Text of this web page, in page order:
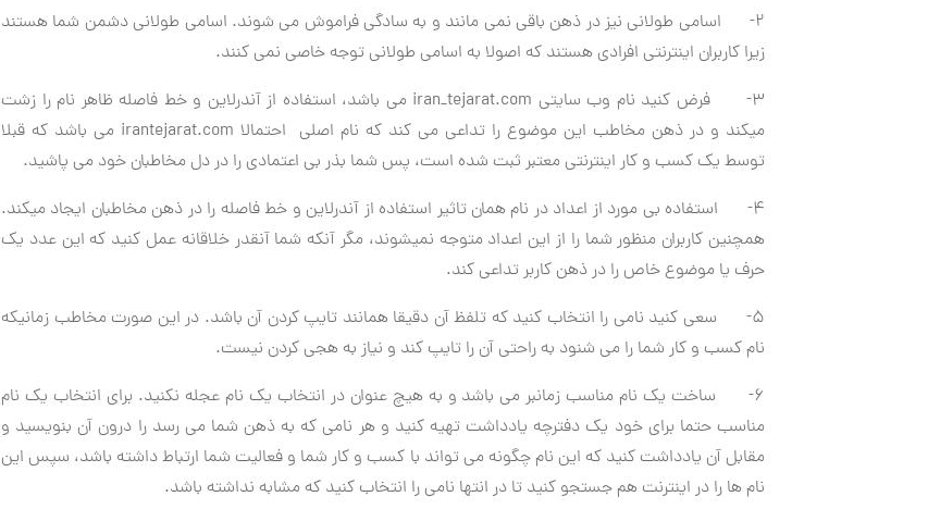
2- اسامی طولانی نیز در ذهن باقی نمی مانند و به سادگی فراموش می شوند. اسامی طولانی دشمن شما هستند
زیرا کاربران اینترنتی افرادی هستند که اصولا به اسامی طولانی توجه خاصی نمی کنند.
3- فرض کنید نام وب سایتی
iran_tejarat.com می باشد، استفاده از آندرلاین و خط فاصله ظاهر نام را زشت
میکند و در ذهن مخاطب این موضوع را تداعی می کند که نام اصلی احتمالا irantejarat.com می باشد که قبلا
توسط یک کسب و کار اینترنتی معتبر ثبت شده است، پس شما بذر بی اعتمادی را در دل مخاطبان خود می پاشید.
4- استفاده بی مورد از اعداد در نام همان تاثیر استفاده از آندرلاین و خط فاصله را در ذهن مخاطبان ایجاد میکند.
همچنین کاربران منظور شما را از این اعداد متوجه نمیشوند، مگر آنکه شما آنقدر خلاقانه عمل کنید که این عدد یک
حرف یا موضوع خاص را در ذهن کاربر تداعی کند.
5- سعی کنید نامی را انتخاب کنید که تلفظ آن دقیقا همانند تایپ کردن آن باشد. در این صورت مخاطب زمانیکه
نام کسب و کار شما را می شنود به راحتی آن را تایپ کند و نیاز به هجی کردن نیست.
6- ساخت یک نام مناسب زمانبر می باشد و به هیچ عنوان در انتخاب یک نام عجله نکنید. برای انتخاب یک نام
مناسب حتما برای خود یک دفترچه یادداشت تهیه کنید و هر نامی که به ذهن شما می رسد را درون آن بنویسید و
مقابل آن یادداشت کنید که این نام چگونه می تواند با کسب و کار شما و فعالیت شما ارتباط داشته باشد، سپس این
نام ها را در اینترنت هم جستجو کنید تا در انتها نامی را انتخاب کنید که مشابه نداشته باشد.